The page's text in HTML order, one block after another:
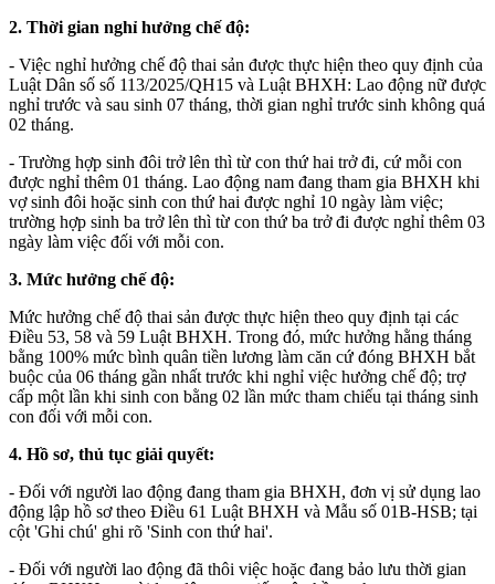
2. Thời gian nghỉ hưởng chế độ:
- Việc nghỉ hưởng chế độ thai sản được thực hiện theo quy định của
Luật Dân số số 113/2025/QH15 và Luật BHXH: Lao động nữ được
nghỉ trước và sau sinh 07 tháng, thời gian nghỉ trước sinh không quá
02 tháng.
- Trường hợp sinh đôi trở lên thì từ con thứ hai trở đi, cứ mỗi con
được nghỉ thêm 01 tháng. Lao động nam đang tham gia BHXH khi
vợ sinh đôi hoặc sinh con thứ hai được nghỉ 10 ngày làm việc;
trường hợp sinh ba trở lên thì từ con thứ ba trở đi được nghỉ thêm 03
ngày làm việc đối với mỗi con.
3. Mức hưởng chế độ:
Mức hưởng chế độ thai sản được thực hiện theo quy định tại các
Điều 53, 58 và 59 Luật BHXH. Trong đó, mức hưởng hằng tháng
bằng 100% mức bình quân tiền lương làm căn cứ đóng BHXH bắt
buộc của 06 tháng gần nhất trước khi nghỉ việc hưởng chế độ; trợ
cấp một lần khi sinh con bằng 02 lần mức tham chiếu tại tháng sinh
con đối với mỗi con.
4. Hồ sơ, thủ tục giải quyết:
- Đối với người lao động đang tham gia BHXH, đơn vị sử dụng lao
động lập hồ sơ theo Điều 61 Luật BHXH và Mẫu số 01B-HSB; tại
cột 'Ghi chú' ghi rõ 'Sinh con thứ hai'.
- Đối với người lao động đã thôi việc hoặc đang bảo lưu thời gian